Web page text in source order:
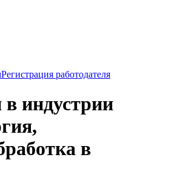
Регистрация работодателя
индустрии
в